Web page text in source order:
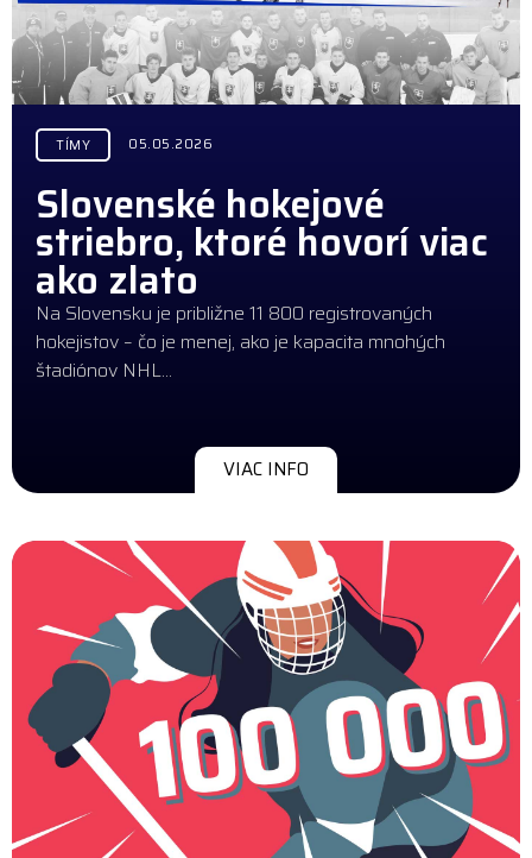
TÍMY 05.05.2026
Slovenské hokejové
striebro, ktoré hovorí viac
ako zlato
Na Slovensku je približne 11 800 registrovaných
hokejistov – čo je menej, ako je kapacita mnohých
štadiónov NHL…
VIAC INFO